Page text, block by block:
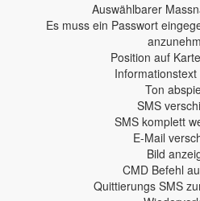
Auswählbarer
Es muss ein Passwort
Position auf
Ton
SMS
SMS komplett
E-Mail
Bild
CMD Befehl
Quittierungs SMS